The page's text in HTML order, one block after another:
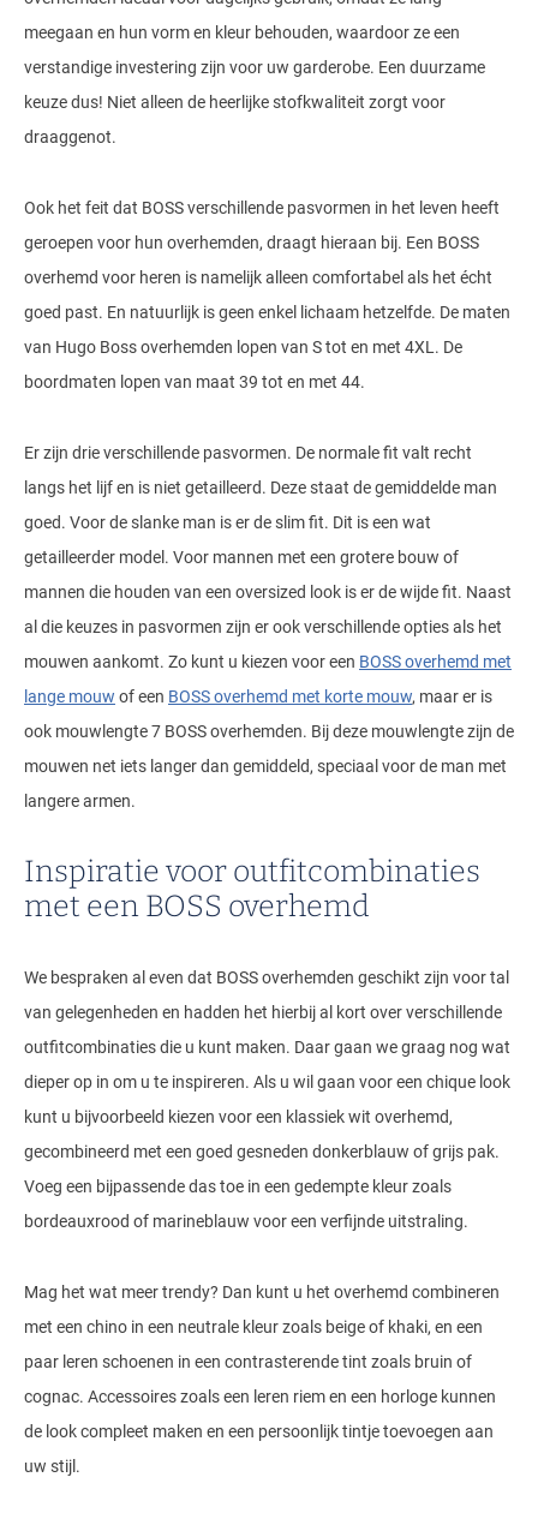
meegaan en hun vorm en kleur behouden, waardoor ze een
verstandige investering zijn voor uw garderobe. Een duurzame
keuze dus! Niet alleen de heerlijke stofkwaliteit zorgt voor
draaggenot.
Ook het feit dat BOSS verschillende pasvormen in het leven heeft
geroepen voor hun overhemden, draagt hieraan bij. Een BOSS
overhemd voor heren is namelijk alleen comfortabel als het écht
goed past. En natuurlijk is geen enkel lichaam hetzelfde. De maten
van Hugo Boss overhemden lopen van S tot en met 4XL. De
boordmaten lopen van maat 39 tot en met 44.
Er zijn drie verschillende pasvormen. De normale fit valt recht
langs het lijf en is niet getailleerd. Deze staat de gemiddelde man
goed. Voor de slanke man is er de slim fit. Dit is een wat
getailleerder model. Voor mannen met een grotere bouw of
mannen die houden van een oversized look is er de wijde fit. Naast
al die keuzes in pasvormen zijn er ook verschillende opties als het
mouwen aankomt. Zo kunt u kiezen voor een BOSS overhemd met
lange mouw of een BOSS overhemd met korte mouw, maar er is
ook mouwlengte 7 BOSS overhemden. Bij deze mouwlengte zijn de
mouwen net iets langer dan gemiddeld, speciaal voor de man met
langere armen.
Inspiratie voor outfitcombinaties
met een BOSS overhemd
We bespraken al even dat BOSS overhemden geschikt zijn voor tal
van gelegenheden en hadden het hierbij al kort over verschillende
outfitcombinaties die u kunt maken. Daar gaan we graag nog wat
dieper op in om u te inspireren. Als u wil gaan voor een chique look
kunt u bijvoorbeeld kiezen voor een klassiek wit overhemd,
gecombineerd met een goed gesneden donkerblauw of grijs pak.
Voeg een bijpassende das toe in een gedempte kleur zoals
bordeauxrood of marineblauw voor een verfijnde uitstraling.
Mag het wat meer trendy? Dan kunt u het overhemd combineren
met een chino in een neutrale kleur zoals beige of khaki, en een
paar leren schoenen in een contrasterende tint zoals bruin of
cognac. Accessoires zoals een leren riem en een horloge kunnen
de look compleet maken en een persoonlijk tintje toevoegen aan
uw stijl.